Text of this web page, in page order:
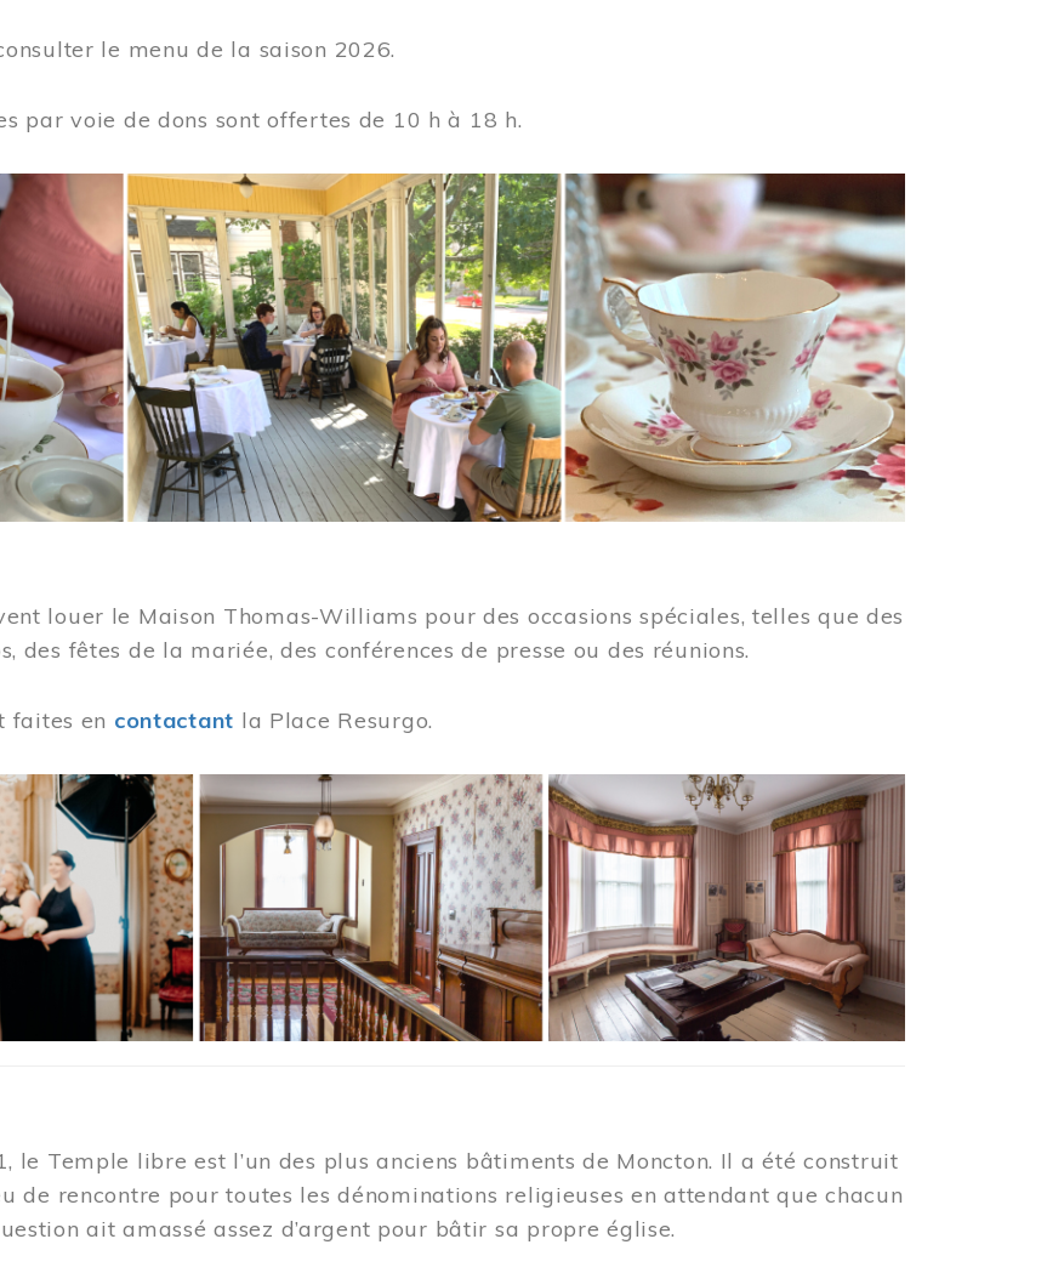
le menu de la saison 2026.
par voie de dons sont offertes de 10 h à 18 h.
louer le Maison Thomas-Williams pour des occasions spéciales, telles que des
des fêtes de la mariée, des conférences de presse ou des réunions.
faites en contactant la Place Resurgo.
le Temple libre est l’un des plus anciens bâtiments de Moncton. Il a été construit
de rencontre pour toutes les dénominations religieuses en attendant que chacun
ait amassé assez d’argent pour bâtir sa propre église.